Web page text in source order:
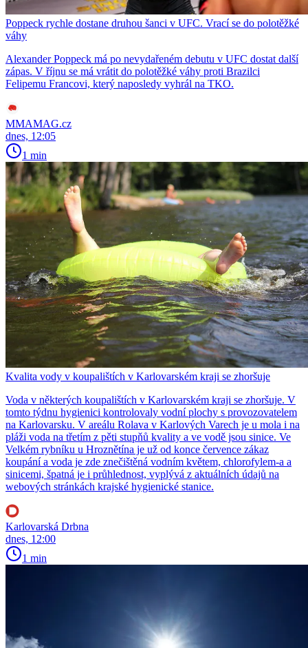
Poppeck rychle dostane druhou šanci v UFC. Vrací se do polotěžké
váhy
Alexander Poppeck má po nevydařeném debutu v UFC dostat další
zápas. V říjnu se má vrátit do polotěžké váhy proti Brazilci
Felipemu Francovi, který naposledy vyhrál na TKO.
MMAMAG.cz
dnes, 12:05
1 min
Kvalita vody v koupalištích v Karlovarském kraji se zhoršuje
Voda v některých koupalištích v Karlovarském kraji se zhoršuje. V
tomto týdnu hygienici kontrolovaly vodní plochy s provozovatelem
na Karlovarsku. V areálu Rolava v Karlových Varech je u mola i na
pláži voda na třetím z pěti stupňů kvality a ve vodě jsou sinice. Ve
Velkém rybníku u Hroznětína je už od konce července zákaz
koupání a voda je zde znečištěná vodním květem, chlorofylem-a a
sinicemi, špatná je i průhlednost, vyplývá z aktuálních údajů na
webových stránkách krajské hygienické stanice.
Karlovarská Drbna
dnes, 12:00
1 min